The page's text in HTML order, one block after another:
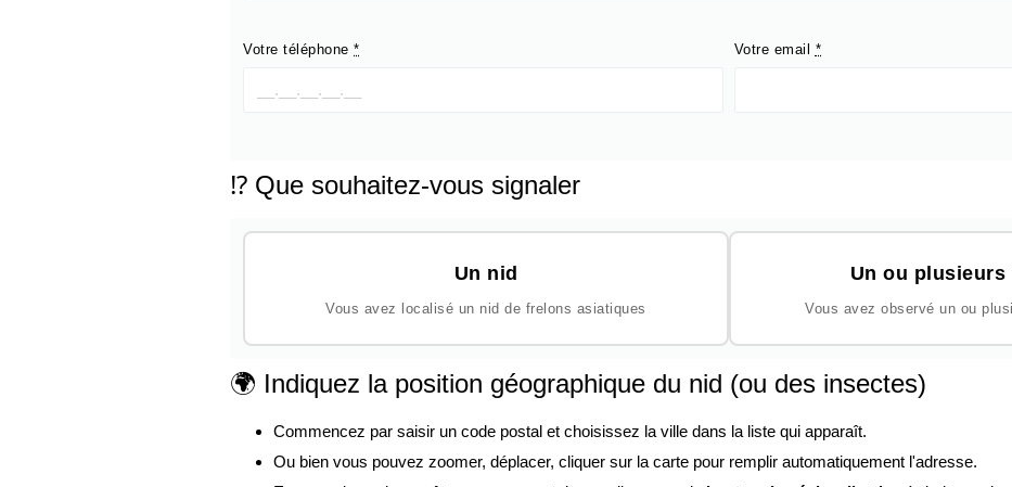
Votre téléphone * Votre email *
⁉️ Que souhaitez-vous signaler
Un nid
Vous avez localisé un nid de frelons asiatiques
Un ou plusieurs
Vous avez observé un ou
🌍 Indiquez la position géographique du nid (ou des insectes)
Commencez par saisir un code postal et choisissez la ville dans la liste qui apparaît.
Ou bien vous pouvez zoomer, déplacer, cliquer sur la carte pour remplir automatiquement l'adresse.